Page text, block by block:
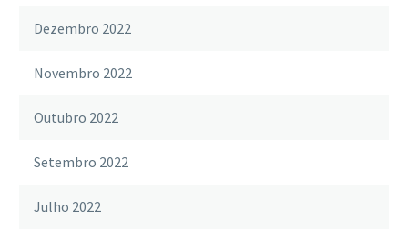
Dezembro 2022
Novembro 2022
Outubro 2022
Setembro 2022
Julho 2022